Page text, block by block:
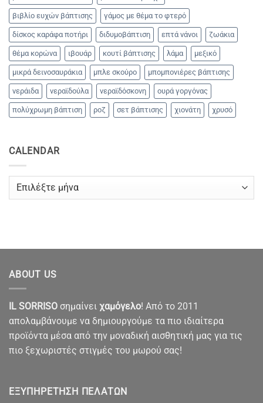
βιβλίο ευχών βάπτισης γάμος με θέμα το φτερό
δίσκος καράφα ποτήρι διδυμοβάπτιση επτά νάνοι ζωάκια
θέμα κορώνα ιβουάρ κουτί βάπτισης λάμα μεξικό
μικρά δεινοσαυράκια μπλε σκούρο μπομπονιέρες βάπτισης
νεράιδα νεραϊδούλα νεραϊδόσκονη ουρά γοργόνας
πολύχρωμη βάπτιση ροζ σετ βάπτισης χιονάτη χρυσό
CALENDAR
CALENDAR
ABOUT US
IL SORRISO σημαίνει χαμόγελο! Από το 2011
απολαμβάνουμε να δημιουργούμε τα πιο ιδιαίτερα
προϊόντα μέσα από την μοναδική αισθητική μας για τις
πιο ξεχωριστές στιγμές του μωρού σας!
ΕΞΥΠΗΡΈΤΗΣΗ ΠΕΛΑΤΏΝ